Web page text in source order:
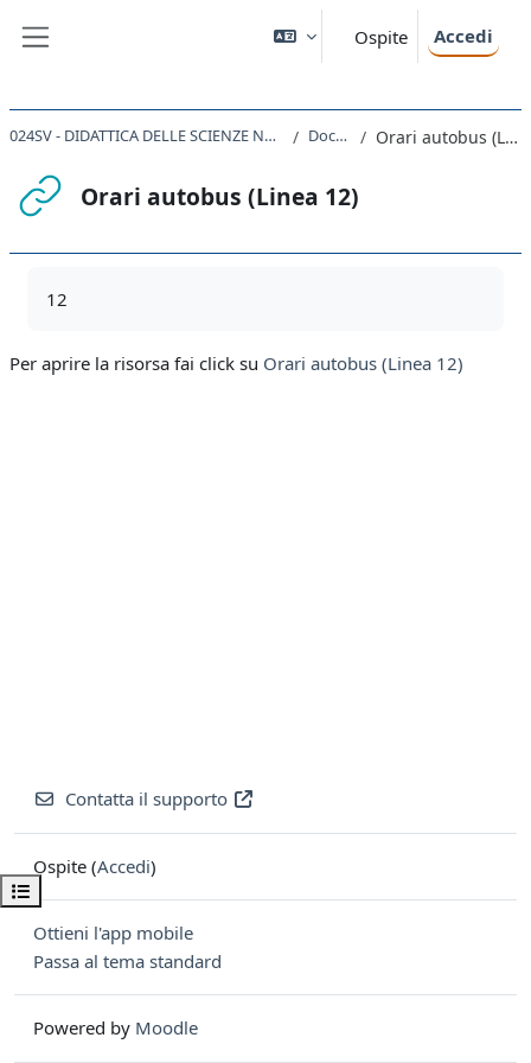
Ospite Accedi
Apri indice del corso
024SV - DIDATTICA DELLE SCIENZE NATURALI 2023 Docente Orari autobus (Linea 12)
Orari autobus (Linea 12)
12
Per aprire la risorsa fai click su Orari autobus (Linea 12)
Contatta il supporto
Ospite (Accedi)
Ottieni l'app mobile
Passa al tema standard
Powered by Moodle